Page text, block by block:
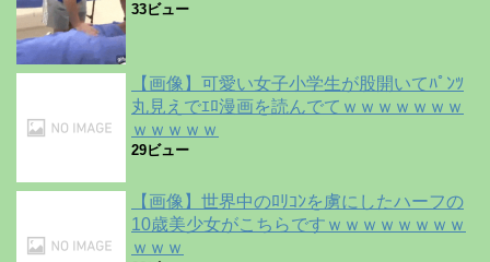
33ビュー
【画像】可愛い女子小学生が股開いてﾊﾟﾝﾂ
丸見えでｴﾛ漫画を読んでてｗｗｗｗｗｗｗ
ｗｗｗｗｗ
29ビュー
【画像】世界中のﾛﾘｺﾝを虜にしたハーフの
10歳美少女がこちらですｗｗｗｗｗｗｗｗ
ｗｗｗ